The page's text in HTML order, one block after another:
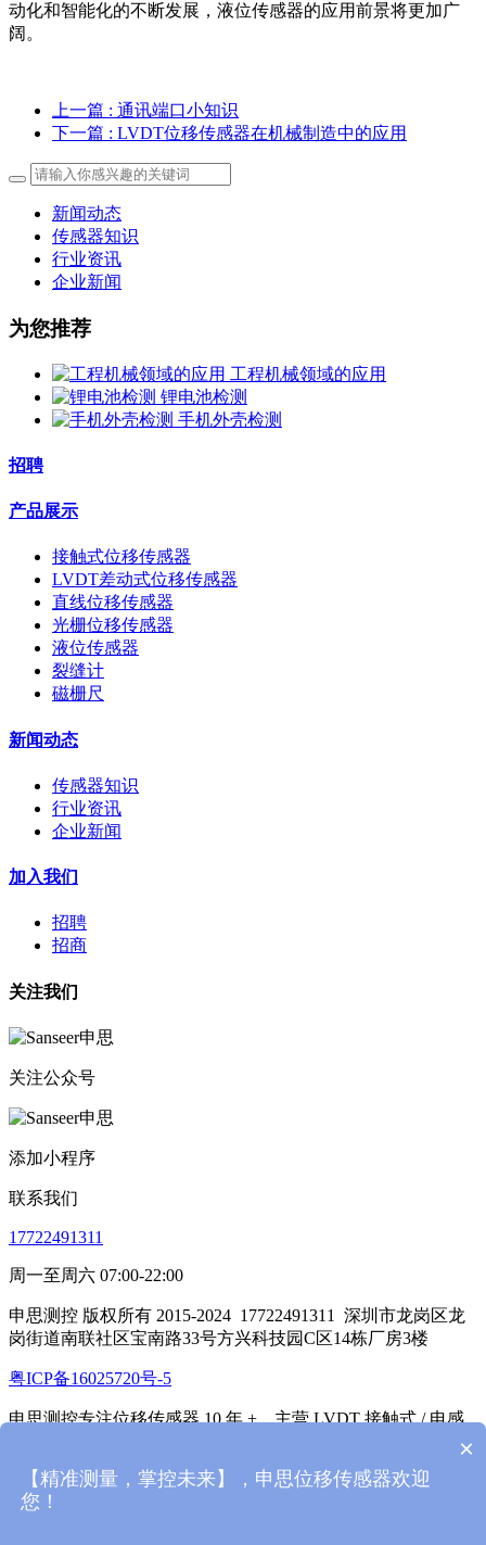
动化和智能化的不断发展，液位传感器的应用前景将更加广
阔。
上一篇 : 通讯端口小知识
下一篇 : LVDT位移传感器在机械制造中的应用
新闻动态
传感器知识
行业资讯
企业新闻
为您推荐
工程机械领域的应用
锂电池检测
手机外壳检测
招聘
产品展示
接触式位移传感器
LVDT差动式位移传感器
直线位移传感器
光栅位移传感器
液位传感器
裂缝计
磁栅尺
新闻动态
传感器知识
行业资讯
企业新闻
加入我们
招聘
招商
关注我们
关注公众号
添加小程序
联系我们
17722491311
周一至周六 07:00-22:00
申思测控 版权所有 2015-2024 17722491311
深圳市龙岗区龙
岗街道南联社区宝南路33号方兴科技园C区14栋厂房3楼
粤ICP备16025720号-5
申思测控专注位移传感器 10 年 +，主营 LVDT 接触式 / 电感
本站基于
×
【精准测量，掌控未来】，申思位移传感器欢迎
您！